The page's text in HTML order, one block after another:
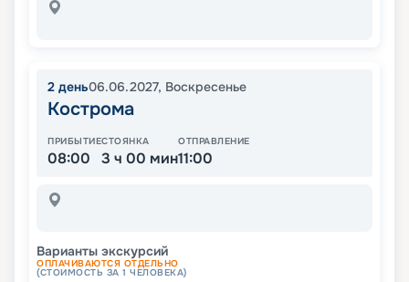
2 день06.06.2027, Воскресенье
Кострома
ПРИБЫТИЕ
08:00
СТОЯНКА
3 ч 00 мин
ОТПРАВЛЕНИЕ
11:00
Варианты экскурсий
ОПЛАЧИВАЮТСЯ ОТДЕЛЬНО
(СТОИМОСТЬ ЗА 1 ЧЕЛОВЕКА)